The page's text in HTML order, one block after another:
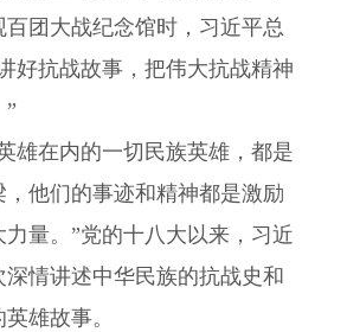
百团大战纪念馆时，习近平总
好抗战故事，把伟大抗战精神
”
在内的一切民族英雄，都是
，他们的事迹和精神都是激励
量。”党的十八大以来，习近
情讲述中华民族的抗战史和
雄故事。